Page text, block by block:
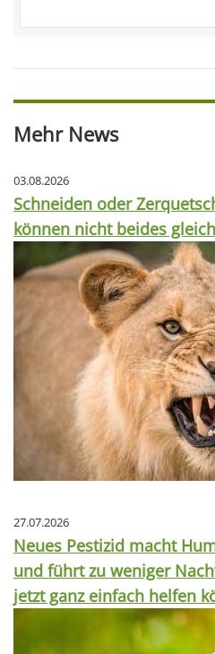
Mehr News
03.08.2026
Schneiden oder
können nicht beides
27.07.2026
Neues Pestizid macht
und führt zu weniger
jetzt ganz einfach helfen